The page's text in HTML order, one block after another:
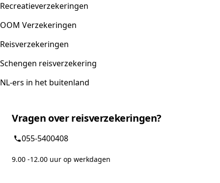
Recreatieverzekeringen
OOM Verzekeringen
Reisverzekeringen
Schengen reisverzekering
NL-ers in het buitenland
Vragen over reisverzekeringen?
055-5400408
9.00 -12.00 uur op werkdagen